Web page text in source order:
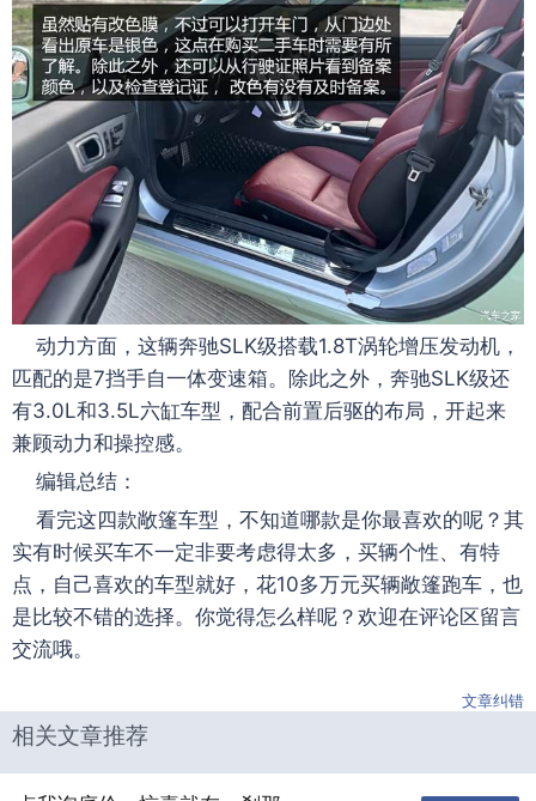
动力方面，这辆奔驰SLK级搭载1.8T涡轮增压发动机，
匹配的是7挡手自一体变速箱。除此之外，奔驰SLK级还
有3.0L和3.5L六缸车型，配合前置后驱的布局，开起来
兼顾动力和操控感。
编辑总结：
看完这四款敞篷车型，不知道哪款是你最喜欢的呢？其
实有时候买车不一定非要考虑得太多，买辆个性、有特
点，自己喜欢的车型就好，花10多万元买辆敞篷跑车，也
是比较不错的选择。你觉得怎么样呢？欢迎在评论区留言
交流哦。
文章纠错
相关文章推荐